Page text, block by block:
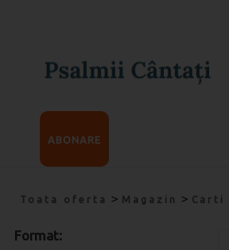
ABONARE
Toata oferta > Magazin > Carti
Format: